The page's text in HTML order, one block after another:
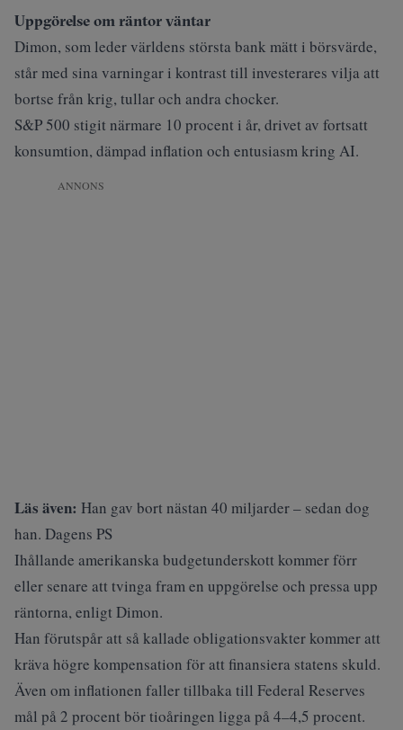
Uppgörelse om räntor väntar
Dimon, som leder världens största bank mätt i börsvärde,
står med sina varningar i kontrast till investerares vilja att
bortse från krig, tullar och andra chocker.
S&P 500 stigit närmare 10 procent i år, drivet av fortsatt
konsumtion, dämpad inflation och entusiasm kring AI.
ANNONS
Läs även: Han gav bort nästan 40 miljarder – sedan dog
han. Dagens PS
Ihållande amerikanska budgetunderskott kommer förr
eller senare att tvinga fram en uppgörelse och pressa upp
räntorna, enligt Dimon.
Han förutspår att så kallade obligationsvakter kommer att
kräva högre kompensation för att finansiera statens skuld.
Även om inflationen faller tillbaka till Federal Reserves
mål på 2 procent bör tioåringen ligga på 4–4,5 procent.